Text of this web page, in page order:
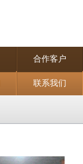
合作客户
联系我们